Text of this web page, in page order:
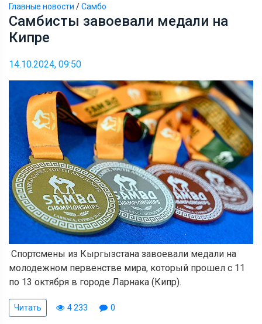
Главные новости /Самбо
Самбисты завоевали медали на
Кипре
14.10.2024, 09:50
Спортсмены из Кыргызстана завоевали медали на
молодежном первенстве мира, который прошел с 11
по 13 октября в городе Ларнака (Кипр).
Читать 4 233 0